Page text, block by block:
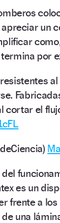
un
por
cortar el
es un
frente a
una